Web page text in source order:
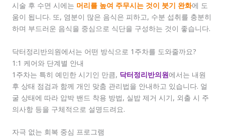
시술 후 수면 시에는 머리를 높여 주무시는 것이 붓기 완화에 도
움이 됩니다. 또, 염분이 많은 음식은 피하고, 수분 섭취를 충분히
하며 부드러운 음식을 중심으로 식단을 구성하는 것이 좋습니다.
닥터정리반의원에서는 어떤 방식으로 1주차를 도와줄까요?
1:1 케어와 단계별 안내
1주차는 특히 예민한 시기인 만큼, 닥터정리반의원에서는 내원
후 상태 점검과 함께 개인 맞춤 관리법을 안내하고 있습니다. 얼
굴 상태에 따라 압박 밴드 착용 방법, 실밥 제거 시기, 외출 시 주
의사항 등을 구체적으로 설명드려요.
자극 없는 회복 중심 프로그램